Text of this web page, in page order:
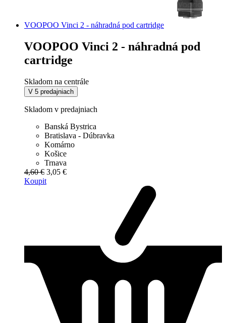
VOOPOO Vinci 2 - náhradná pod cartridge
VOOPOO Vinci 2 - náhradná pod
cartridge
Skladom na centrále
V 5 predajniach
Skladom v predajniach
Banská Bystrica
Bratislava - Dúbravka
Komárno
Košice
Trnava
4,60 € 3,05 €
Koupit